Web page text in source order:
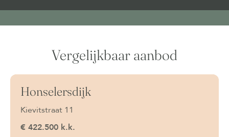
Vergelijkbaar aanbod
Onder bod
Honselersdijk
Kievitstraat 11
€ 422.500 k.k.